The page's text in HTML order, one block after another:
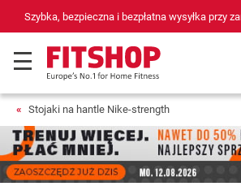
wysyłka przy zamówieniach od800 zł
Stojaki na hantle Nike-strength